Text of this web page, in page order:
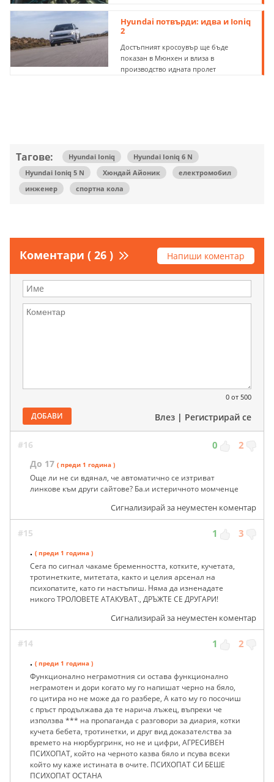
Hyundai потвърди: идва и Ioniq
2
Достъпният кросоувър ще бъде
показан в Мюнхен и влиза в
производство идната пролет
Тагове: Hyundai Ioniq
Hyundai Ioniq 6 N
Hyundai Ioniq 5 N
Хюндай Айоник
електромобил
инженер
спортна кола
Коментари ( 26 ) Напиши коментар
0 от 500
ДОБАВИ Влез | Регистрирай се
#16 0 2
До 17 ( преди 1 година )
Още ли не си вдянал, че автоматично се изтриват
линкове към други сайтове? Ба.и истеричното момченце
Сигнализирай за неуместен коментар
#15 1 3
. ( преди 1 година )
Сега по сигнал чакаме бременността, котките, кучетата,
тротинетките, митетата, както и целия арсенал на
психопатите, като ги настъпиш. Няма да изненадате
никого ТРОЛОВЕТЕ АТАКУВАТ., ДРЪЖТЕ СЕ ДРУГАРИ!
Сигнализирай за неуместен коментар
#14 1 2
. ( преди 1 година )
Функционално неграмотния си остава функционално
неграмотен и дори когато му го напишат черно на бяло,
го цитира но не може да го разбере, А като му го посочиш
с пръст продължава да те нарича лъжец, въпреки че
използва *** на пропаганда с разговори за диария, котки
кучета бебета, тротинетки, и друг вид доказателства за
времето на нюрбургринк, но не и цифри, АГРЕСИВЕН
ПСИХОПАТ, който на черното казва бяло и псува всеки
който му каже истината в очите. ПСИХОПАТ СИ БЕШЕ
ПСИХОПАТ ОСТАНА